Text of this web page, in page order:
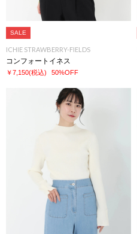
SALE
ICHIE STRAWBERRY-FIELDS
コンフォートイネス
￥7,150(税込) 50%OFF